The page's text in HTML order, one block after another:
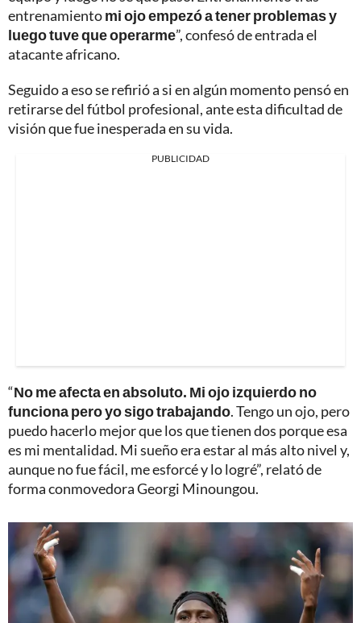
entrenamientomi ojo empezó a tener problemas y
luego tuve que operarme”, confesó de entrada el
atacante africano.
Seguido a eso se refirió a si en algún momento pensó en
retirarse del fútbol profesional, ante esta dificultad de
visión que fue inesperada en su vida.
PUBLICIDAD
“No me afecta en absoluto. Mi ojo izquierdo no
funciona pero yo sigo trabajando. Tengo un ojo, pero
puedo hacerlo mejor que los que tienen dos porque esa
es mi mentalidad. Mi sueño era estar al más alto nivel y,
aunque no fue fácil, me esforcé y lo logré”, relató de
forma conmovedora Georgi Minoungou.